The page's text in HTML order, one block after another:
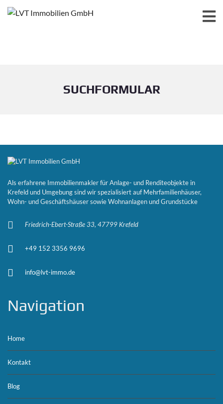
SUCHFORMULAR
Als erfahrene Immobilienmakler für Anlage- und Renditeobjekte in
Krefeld und Umgebung sind wir spezialisiert auf Mehrfamilienhäuser,
Wohn- und Geschäftshäuser sowie Wohnanlagen und Grundstücke
Friedrich-Ebert-Straße 33, 47799 Krefeld
+49 152 3356 9696
info@lvt-immo.de
Navigation
Home
Kontakt
Blog